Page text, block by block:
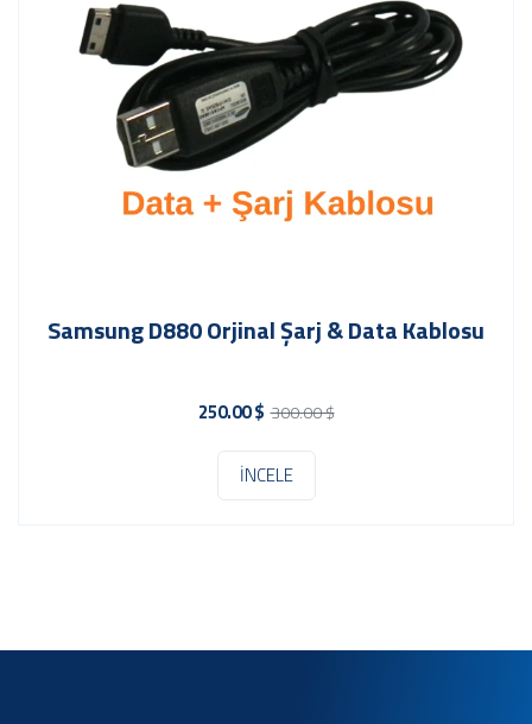
D880 Orjinal Şarj & Data Kablosu
300.00 $